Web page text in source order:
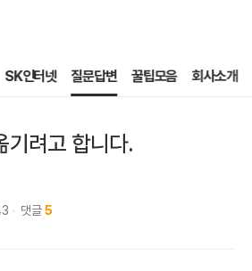
SK인터넷 질문답변 꿀팁모음 회사소개
려고 합니다.
댓글 5